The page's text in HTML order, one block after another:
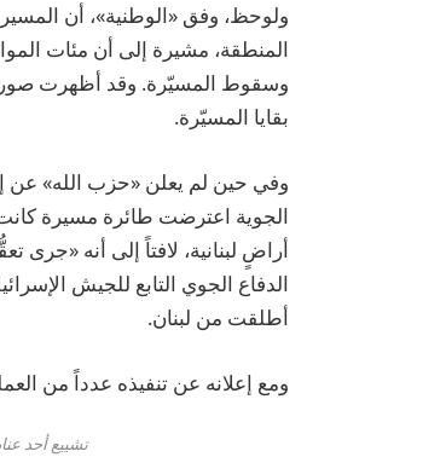
ولوحظ، وفق «الوطنية»، أن
المنطقة، مشيرة إلى أن مئات
وسقوط المسيّرة. وقد أظهرت صور
بقايا المسيّرة.
وفي حين لم يعلن «حزب الله» عن
الجوية اعترضت طائرة مسيرة كانت
أراضٍ لبنانية، لافتاً إلى أنه
الدفاع الجوي التابع للجيش
أطلقت من لبنان.
ومع إعلانه عن تنفيذه عدداً من العمليات،
تشييع أحد